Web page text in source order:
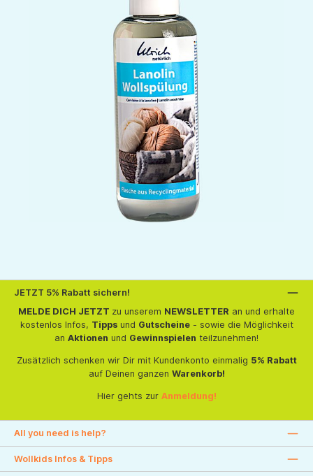
JETZT 5% Rabatt sichern!
MELDE DICH JETZT zu unserem NEWSLETTER an und erhalte
kostenlos Infos, Tippsund Gutscheine- sowie die Möglichkeit
an Aktionen und Gewinnspielen teilzunehmen!
Zusätzlich schenken wir Dir mit Kundenkonto einmalig 5% Rabatt
auf Deinen ganzen Warenkorb!
Hier gehts zur Anmeldung!
All you need is help?
Wollkids Infos & Tipps